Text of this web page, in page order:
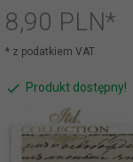
8,90 PLN*
* z podatkiem VAT
Produkt dostępny!